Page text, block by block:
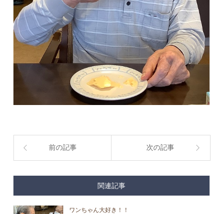
前の記事 次の記事
関連記事
ワンちゃん大好き！！